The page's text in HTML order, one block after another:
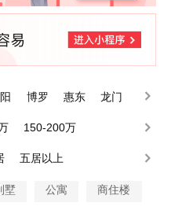
博罗 惠东 龙门
150-200万
五居以上
墅 公寓 商住楼